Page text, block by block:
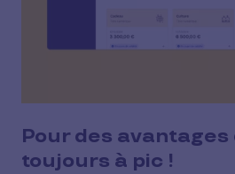
Pour des
toujours à pic !